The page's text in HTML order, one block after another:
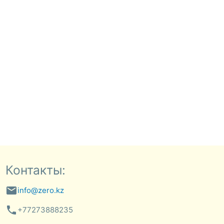
Контакты:
emailinfo@zero.kz
phone +77273888235